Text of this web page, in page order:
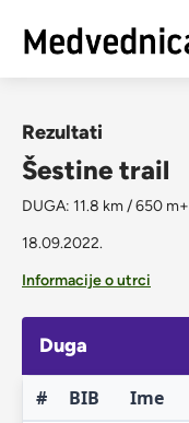
Rezultati
Šestine trail
DUGA: 11.8 km / 650 m+
18.09.2022.
Informacije o utrci
Duga
# BIB Ime